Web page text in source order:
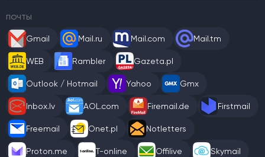
ПОЧТЫ
Gmail Mail.ru Mail.com Mail.tm
WEB Rambler Gazeta.pl
Outlook / Hotmail Yahoo Gmx
Inbox.lv AOL.com Firemail.de Firstmail
Freemail Onet.pl Notletters
Proton.me T-online Offilive Skymail